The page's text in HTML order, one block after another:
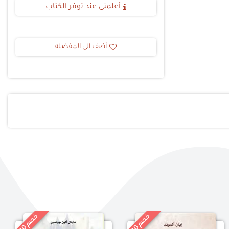
أعلمنى عند توفر الكتاب
أضف الى المفضله
خ
% خ
%